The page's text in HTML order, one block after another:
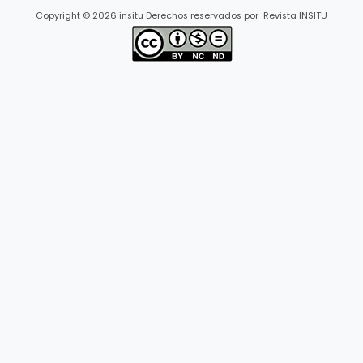
Copyright © 2026 insitu Derechos reservados por Revista INSITU